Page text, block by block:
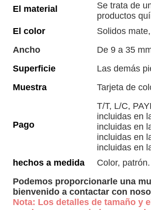
El material
Se trata de
productos
El color
Solidos
Ancho
De 9 a 35
Superficie
Las demás
Muestra
Tarjeta de
Pago
T/T, L/C,
incluidas en
incluidas en
incluidas en
incluidas en
hechos a medida
Color,
Podemos proporcionarle una
bienvenido a contactar con
Nota: Los detalles de tamaño y